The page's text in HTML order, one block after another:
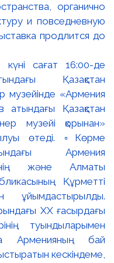
органично
и повседневную
продлится до